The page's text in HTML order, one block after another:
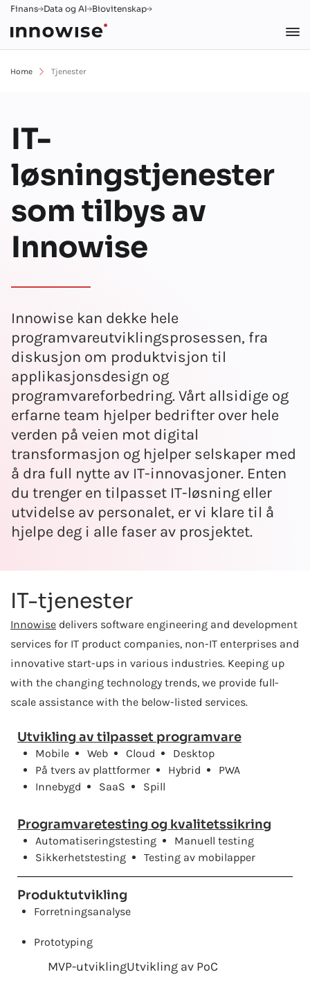
Finans Data og AI Biovitenskap
Home Tjenester
IT-
løsningstjenester
som tilbys av
Innowise
Innowise kan dekke hele
programvareutviklingsprosessen, fra
diskusjon om produktvisjon til
applikasjonsdesign og
programvareforbedring. Vårt allsidige og
erfarne team hjelper bedrifter over hele
verden på veien mot digital
transformasjon og hjelper selskaper med
å dra full nytte av IT-innovasjoner. Enten
du trenger en tilpasset IT-løsning eller
utvidelse av personalet, er vi klare til å
hjelpe deg i alle faser av prosjektet.
IT-tjenester
Innowise delivers software engineering and development
services for IT product companies, non-IT enterprises and
innovative start-ups in various industries. Keeping up
with the changing technology trends, we provide full-
scale assistance with the below-listed services.
Utvikling av tilpasset programvare
Mobile Web Cloud
Desktop
På tvers av plattformer
Hybrid
PWA
Innebygd
SaaS Spill
Programvaretesting og kvalitetssikring
Automatiseringstesting
Manuell testing
Sikkerhetstesting
Testing av mobilapper
Produktutvikling
Forretningsanalyse
Prototyping
MVP-utviklingUtvikling av PoC